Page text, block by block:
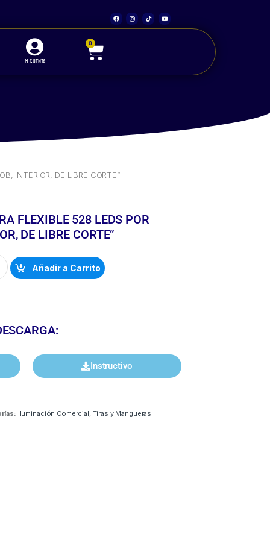
MI CUENTA
0
METRO, LED COB, INTERIOR, DE LIBRE CORTE”
INTERIOR, DE LIBRE CORTE”
FLEXIBLE 528 LEDS POR
DE LIBRE CORTE”
Añadir a Carrito
Instructivo
Iluminación Comercial, Tiras y Mangueras